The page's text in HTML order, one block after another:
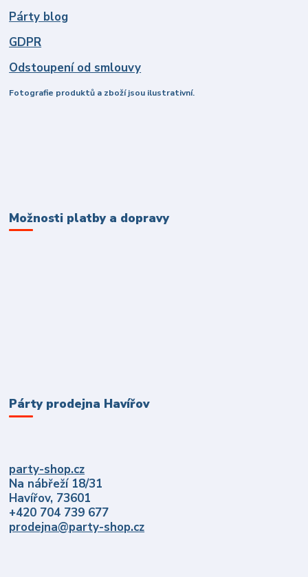
Párty blog
GDPR
Odstoupení od smlouvy
Fotografie produktů a zboží jsou ilustrativní.
Možnosti platby a dopravy
Párty prodejna Havířov
party-shop.cz
Na nábřeží 18/31
Havířov, 73601
+420 704 739 677
prodejna@party-shop.cz